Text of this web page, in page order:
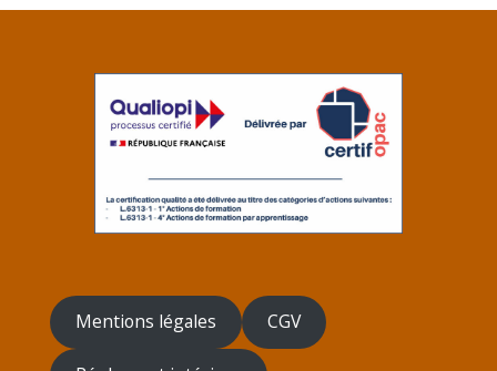
Mentions légales CGV